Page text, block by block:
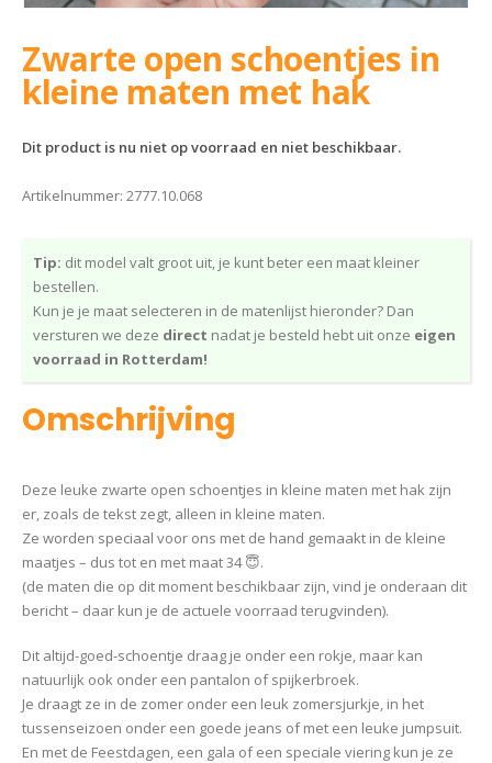
Zwarte open schoentjes in
kleine maten met hak
Dit product is nu niet op voorraad en niet beschikbaar.
Artikelnummer: 2777.10.068
Tip: dit model valt groot uit, je kunt beter een maat kleiner
bestellen.
Kun je je maat selecteren in de matenlijst hieronder? Dan
versturen we deze direct nadat je besteld hebt uit onze eigen
voorraad in Rotterdam!
Omschrijving
Deze leuke zwarte open schoentjes in kleine maten met hak zijn
er, zoals de tekst zegt, alleen in kleine maten.
Ze worden speciaal voor ons met de hand gemaakt in de kleine
maatjes – dus tot en met maat 34 😇.
(de maten die op dit moment beschikbaar zijn, vind je onderaan dit
bericht – daar kun je de actuele voorraad terugvinden).
Dit altijd-goed-schoentje draag je onder een rokje, maar kan
natuurlijk ook onder een pantalon of spijkerbroek.
Je draagt ze in de zomer onder een leuk zomersjurkje, in het
tussenseizoen onder een goede jeans of met een leuke jumpsuit.
En met de Feestdagen, een gala of een speciale viering kun je ze